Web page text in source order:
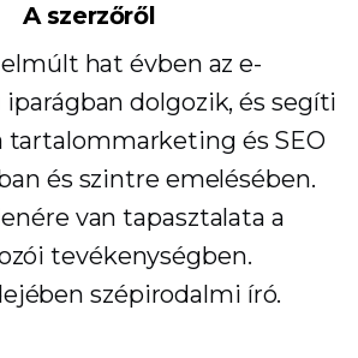
A szerzőről
elmúlt hat évben az e-
dolgozik, és segíti
tartalommarketing és SEO
és szintre emelésében.
van tapasztalata a
tevékenységben.
szépirodalmi író.